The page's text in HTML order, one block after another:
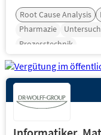
Root Cause Analysis
Pharmazie
Prozesstechnik